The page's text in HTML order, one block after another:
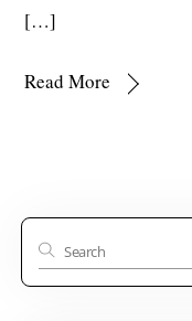
[…]
Read More